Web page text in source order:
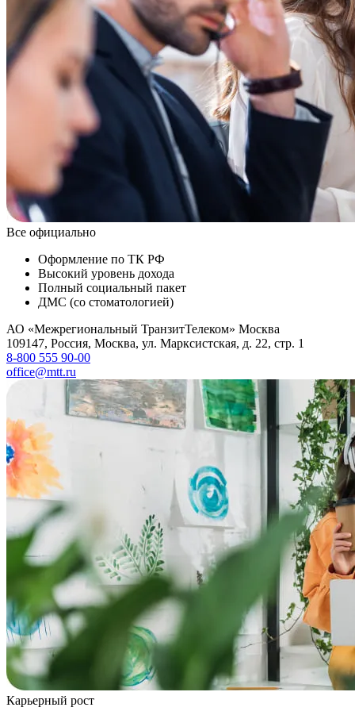
Все официально
Оформление по ТК РФ
Высокий уровень дохода
Полный социальный пакет
ДМС (со стоматологией)
АО «Межрегиональный ТранзитТелеком» Москва
109147, Россия, Москва, ул. Марксистская, д. 22, стр. 1
8-800 555 90-00
office@mtt.ru
Карьерный рост